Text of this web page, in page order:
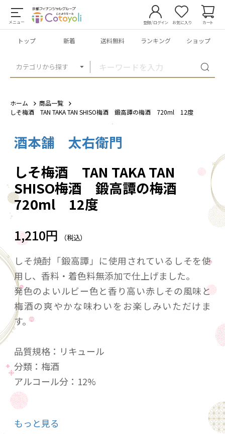
メニュー
カテゴリから探す
登録/ログイン お気に入り カート
トップ 新着 送料無料 ランキング ショップ
ホーム
商品一覧
しそ梅酒 TAN TAKA TAN SHISO梅酒 鍛高譚の梅酒 720ml 12度
酒本舗 太右衛門
しそ梅酒 TAN TAKA TAN
SHISO梅酒 鍛高譚の梅酒
720ml 12度
1,210円 （税込）
しそ焼酎「鍛高譚」に使用されているしそを使
用し、香料・着色料無添加で仕上げました。
発色のよいルビー色と香り高い赤しその風味と
梅酒の爽やかな味わいをお楽しみいただけま
す。
品質規格：リキュール
分類：梅酒
アルコール分：12%
20歳未満の飲酒は法律で禁止されています。当
店は20歳未満の方への酒類の販売はいたしてお
もっと見る